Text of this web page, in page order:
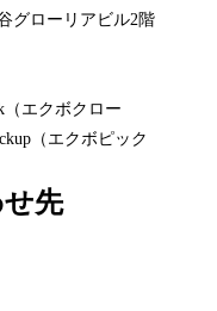
グローリアビル2階
（エクボクロー
（エクボピック
先